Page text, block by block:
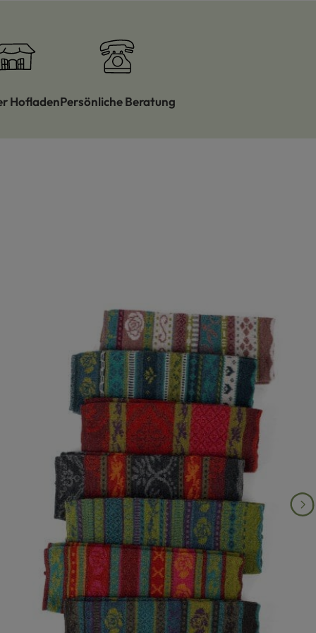
HofladenPersönliche Beratung